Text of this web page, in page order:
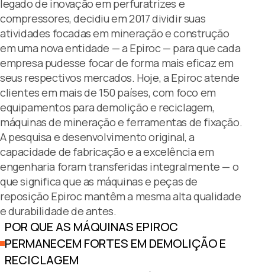
legado de inovação em perfuratrizes e
compressores, decidiu em 2017 dividir suas
atividades focadas em mineração e construção
em uma nova entidade — a Epiroc — para que cada
empresa pudesse focar de forma mais eficaz em
seus respectivos mercados. Hoje, a Epiroc atende
clientes em mais de 150 países, com foco em
equipamentos para demolição e reciclagem,
máquinas de mineração e ferramentas de fixação.
A pesquisa e desenvolvimento original, a
capacidade de fabricação e a excelência em
engenharia foram transferidas integralmente — o
que significa que as máquinas e peças de
reposição Epiroc mantêm a mesma alta qualidade
e durabilidade de antes.
POR QUE AS MÁQUINAS EPIROC
PERMANECEM FORTES EM DEMOLIÇÃO E
RECICLAGEM